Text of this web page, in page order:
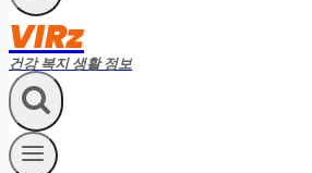
VIRz
건강 복지 생활 정보